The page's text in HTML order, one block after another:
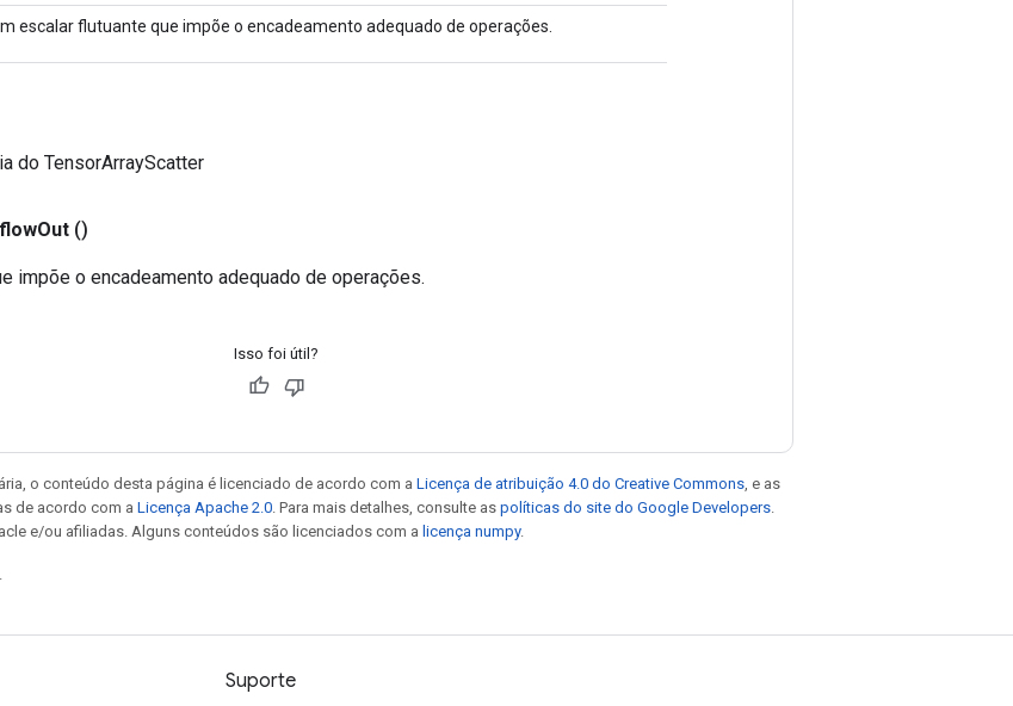
escalar flutuante que impõe o encadeamento adequado de operações.
do TensorArrayScatter
flowOut ()
impõe o encadeamento adequado de operações.
Isso foi útil?
o conteúdo desta página é licenciado de acordo com a Licença de atribuição 4.0 do Creative Commons , e as
de acordo com a Licença Apache 2.0 . Para mais detalhes, consulte as políticas do site do Google Developers
e/ou afiliadas. Alguns conteúdos são licenciados com a licença numpy.
Suporte